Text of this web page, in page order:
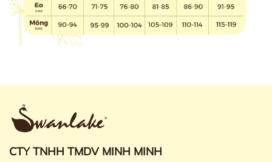
CTY TNHH TMDV MINH MINH